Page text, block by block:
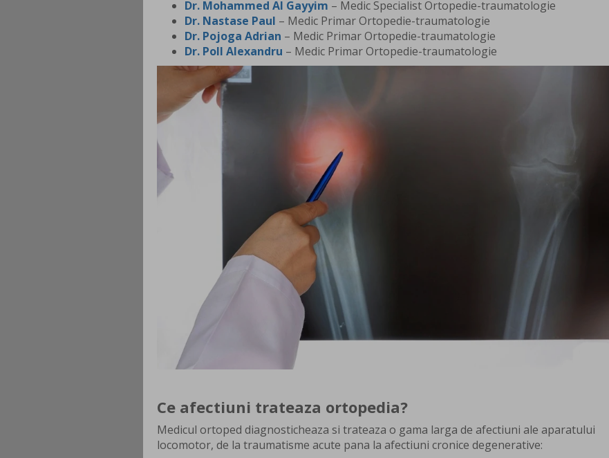
Dr. Mohammed Al Gayyim – Medic Specialist Ortopedie-traumatologie
Dr. Nastase Paul – Medic Primar Ortopedie-traumatologie
Dr. Pojoga Adrian – Medic Primar Ortopedie-traumatologie
Dr. Poll Alexandru – Medic Primar Ortopedie-traumatologie
Ce afectiuni trateaza ortopedia?
Medicul ortoped diagnosticheaza si trateaza o gama larga de afectiuni ale aparatului
locomotor, de la traumatisme acute pana la afectiuni cronice degenerative: